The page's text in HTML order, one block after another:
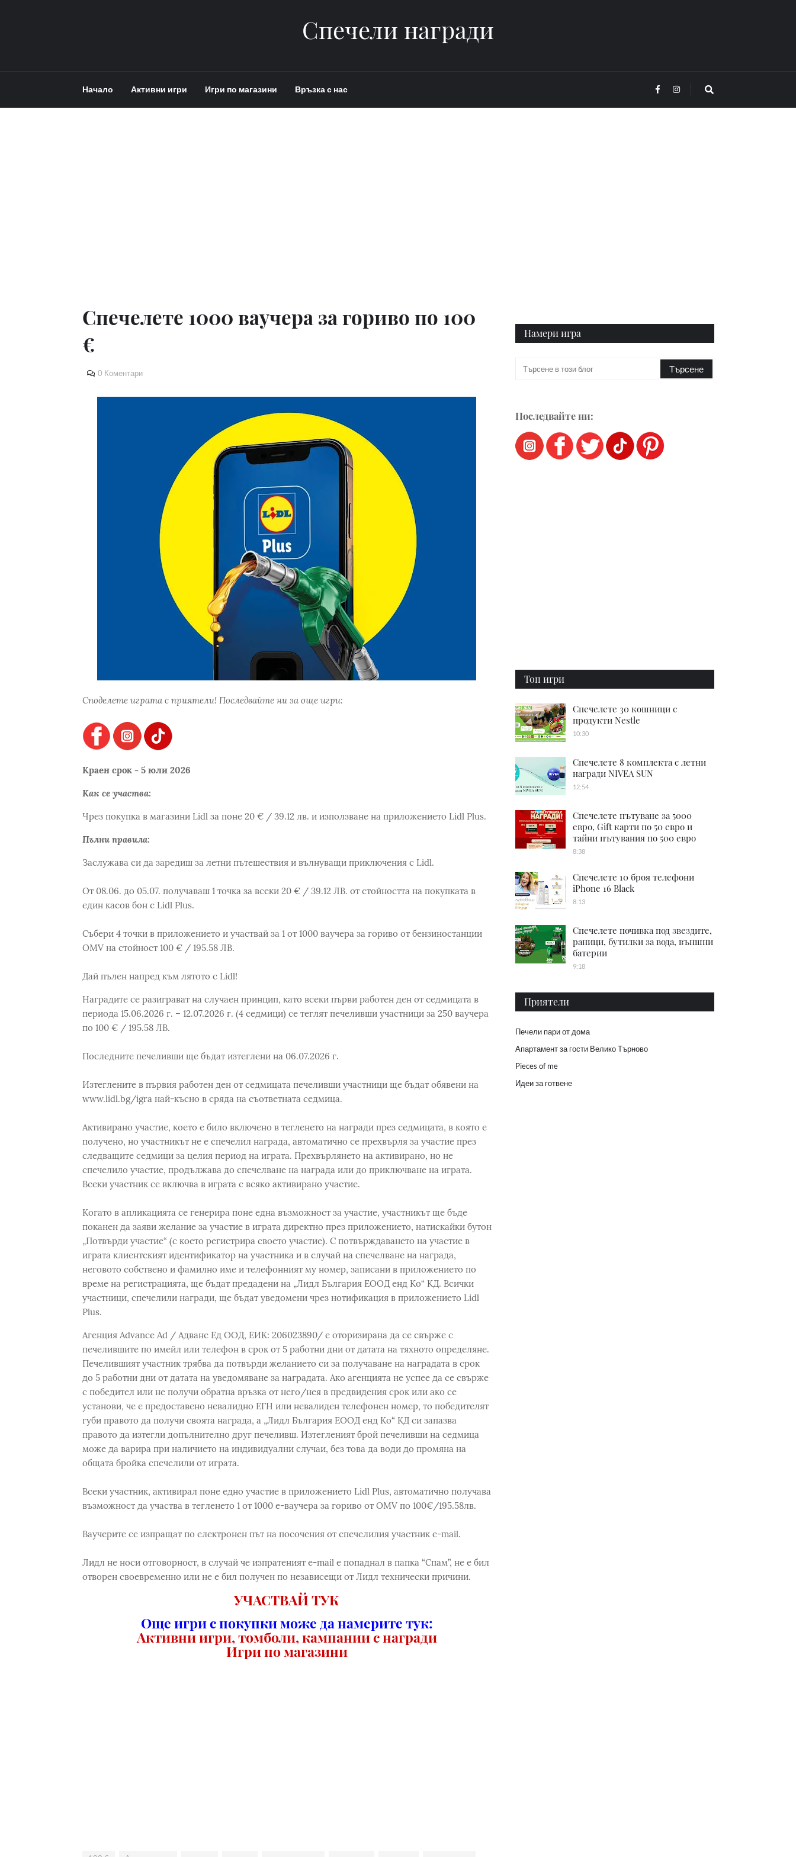
Спечели награди
Начало Активни игри Игри по магазини Връзка с нас
Спечелете 1000 ваучера за гориво по 100
€
0 Коментари
Споделете играта с приятели! Последвайте ни за още игри:
Краен срок - 5 юли 2026
Как се участва:
Чрез покупка в магазини Lidl за поне 20 € / 39.12 лв. и използване на приложението Lidl Plus.
Пълни правила:
Заслужава си да заредиш за летни пътешествия и вълнуващи приключения с Lidl.
От 08.06. до 05.07. получаваш 1 точка за всеки 20 € / 39.12 ЛВ. от стойността на покупката в
един касов бон с Lidl Plus.
Събери 4 точки в приложението и участвай за 1 от 1000 ваучера за гориво от бензиностанции
OMV на стойност 100 € / 195.58 ЛВ.
Дай пълен напред към лятото с Lidl!
Наградите се разиграват на случаен принцип, като всеки първи работен ден от седмицата в
периода 15.06.2026 г. – 12.07.2026 г. (4 седмици) се теглят печеливши участници за 250 ваучера
по 100 € / 195.58 ЛВ.
Последните печеливши ще бъдат изтеглени на 06.07.2026 г.
Изтеглените в първия работен ден от седмицата печеливши участници ще бъдат обявени на
www.lidl.bg/igra най-късно в сряда на съответната седмица.
Активирано участие, което е било включено в тегленето на награди през седмицата, в която е
получено, но участникът не е спечелил награда, автоматично се прехвърля за участие през
следващите седмици за целия период на играта. Прехвърлянето на активирано, но не
спечелило участие, продължава до спечелване на награда или до приключване на играта.
Всеки участник се включва в играта с всяко активирано участие.
Когато в апликацията се генерира поне една възможност за участие, участникът ще бъде
поканен да заяви желание за участие в играта директно през приложението, натискайки бутон
„Потвърди участие“ (с което регистрира своето участие). С потвърждаването на участие в
играта клиентският идентификатор на участника и в случай на спечелване на награда,
неговото собствено и фамилно име и телефонният му номер, записани в приложението по
време на регистрацията, ще бъдат предадени на „Лидл България ЕООД енд Ко“ КД. Всички
участници, спечелили награди, ще бъдат уведомени чрез нотификация в приложението Lidl
Plus.
Агенция Advance Ad / Адванс Ед ООД, ЕИК: 206023890/ е оторизирана да се свърже с
печелившите по имейл или телефон в срок от 5 работни дни от датата на тяхното определяне.
Печелившият участник трябва да потвърди желанието си за получаване на наградата в срок
до 5 работни дни от датата на уведомяване за наградата. Ако агенцията не успее да се свърже
с победител или не получи обратна връзка от него/нея в предвидения срок или ако се
установи, че е предоставено невалидно ЕГН или невалиден телефонен номер, то победителят
губи правото да получи своята награда, а „Лидл България ЕООД енд Ко“ КД си запазва
правото да изтегли допълнително друг печеливш. Изтегленият брой печеливши на седмица
може да варира при наличието на индивидуални случаи, без това да води до промяна на
общата бройка спечелили от играта.
Всеки участник, активирал поне едно участие в приложението Lidl Plus, автоматично получава
възможност да участва в тегленето 1 от 1000 e-ваучера за гориво от OMV по 100€/195.58лв.
Ваучерите се изпращат по електронен път на посочения от спечелилия участник e-mail.
Лидл не носи отговорност, в случай че изпратеният e-mail е попаднал в папка “Спам”, не е бил
отворен своевременно или не е бил получен по независещи от Лидл технически причини.
УЧАСТВАЙ ТУК
Още игри с покупки може да намерите тук:
Активни игри, томболи, кампании с награди
Игри по магазини
Намери игра
Последвайте ни:
Топ игри
Спечелете 30 кошници с
продукти Nestle
10:30
Спечелете 8 комплекта с летни
награди NIVEA SUN
12:54
Спечелете пътуване за 5000
евро, Gift карти по 50 евро и
тайни пътувания по 500 евро
8:38
Спечелете 10 броя телефони
iPhone 16 Black
8:13
Спечелете почивка под звездите,
раници, бутилки за вода, външни
батерии
9:18
Приятели
Печели пари от дома
Апартамент за гости Велико Търново
Pieces of me
Идеи за готвене